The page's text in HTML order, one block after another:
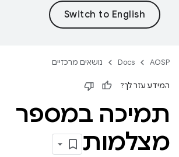
AOSP
Docs נושאים מרכזיים
המידע עזר לך?
תמיכה במספר
מצלמות